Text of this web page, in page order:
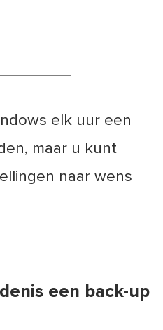
elk uur een
maar u kunt
naar wens
een back-up